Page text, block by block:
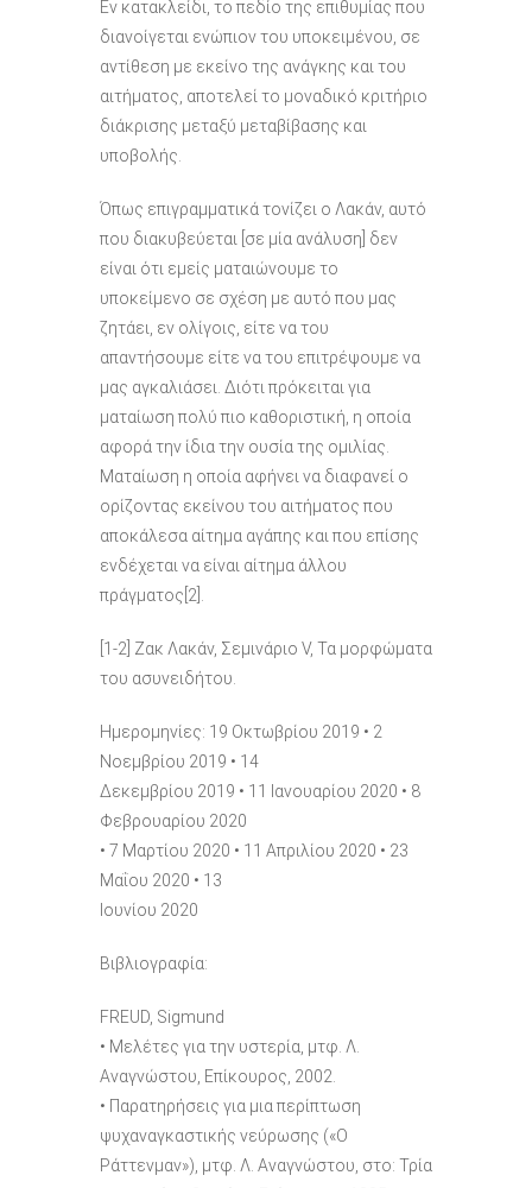
Εν κατακλείδι, το πεδίο της επιθυμίας που
διανοίγεται ενώπιον του υποκειμένου, σε
αντίθεση με εκείνο της ανάγκης και του
αιτήματος, αποτελεί το μοναδικό κριτήριο
διάκρισης μεταξύ μεταβίβασης και
υποβολής.
Όπως επιγραμματικά τονίζει ο Λακάν, αυτό
που διακυβεύεται [σε μία ανάλυση] δεν
είναι ότι εμείς ματαιώνουμε το
υποκείμενο σε σχέση με αυτό που μας
ζητάει, εν ολίγοις, είτε να του
απαντήσουμε είτε να του επιτρέψουμε να
μας αγκαλιάσει. Διότι πρόκειται για
ματαίωση πολύ πιο καθοριστική, η οποία
αφορά την ίδια την ουσία της ομιλίας.
Ματαίωση η οποία αφήνει να διαφανεί ο
ορίζοντας εκείνου του αιτήματος που
αποκάλεσα αίτημα αγάπης και που επίσης
ενδέχεται να είναι αίτημα άλλου
πράγματος[2].
[1-2] Ζακ Λακάν, Σεμινάριο V, Τα μορφώματα
του ασυνειδήτου.
Ημερομηνίες: 19 Οκτωβρίου 2019 • 2
Νοεμβρίου 2019 • 14
Δεκεμβρίου 2019 • 11 Ιανουαρίου 2020 • 8
Φεβρουαρίου 2020
• 7 Μαρτίου 2020 • 11 Απριλίου 2020 • 23
Μαΐου 2020 • 13
Ιουνίου 2020
Βιβλιογραφία:
FREUD, Sigmund
• Μελέτες για την υστερία, μτφ. Λ.
Αναγνώστου, Επίκουρος, 2002.
• Παρατηρήσεις για μια περίπτωση
ψυχαναγκαστικής νεύρωσης («Ο
Ράττενμαν»), μτφ. Λ. Αναγνώστου, στο: Τρία